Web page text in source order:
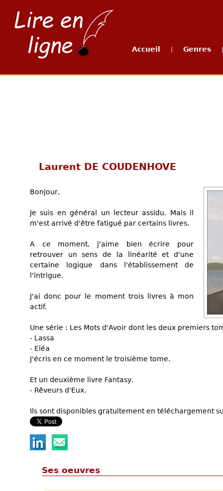
Accueil Genres
Laurent DE COUDENHOVE
Bonjour,
Je suis en général un lecteur assidu. Mais il
m'est arrivé d'être fatigué par certains livres.
A ce moment, j'aime bien écrire pour
retrouver un sens de la linéarité et d'une
certaine logique dans l'établissement de
l'intrigue.
J'ai donc pour le moment trois livres à mon
actif.
Une série : Les Mots d'Avoir dont les deux premiers
- Lassa
- Eléa
J'écris en ce moment le troisième tome.
Et un deuxième livre Fantasy,
- Rêveurs d'Eux.
Ils sont disponibles gratuitement en téléchargement
Ses oeuvres